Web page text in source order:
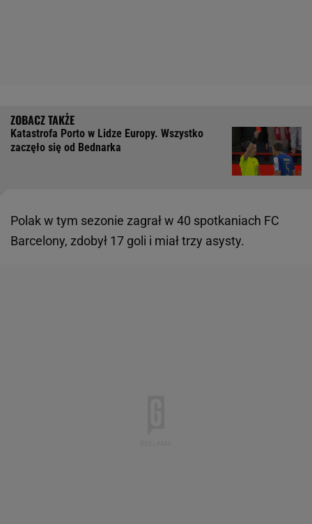
Katastrofa Porto w Lidze Europy. Wszystko
zaczęło się od Bednarka
Polak w tym sezonie zagrał w 40 spotkaniach FC
Barcelony, zdobył 17 goli i miał trzy asysty.